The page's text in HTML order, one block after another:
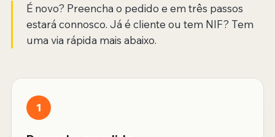
É novo? Preencha o pedido e em três passos
estará connosco. Já é cliente ou tem NIF? Tem
uma via rápida mais abaixo.
1